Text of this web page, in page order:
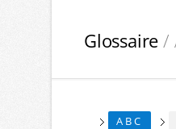
Glossaire /
ABC